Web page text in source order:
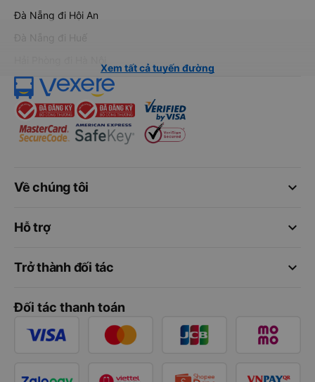
Đà Nẵng đi Hội An
Đà Nẵng đi Huế
Xem tất cả tuyến đường
keyboard_arrow_down
Về chúng tôi
keyboard_arrow_down
Hỗ trợ
keyboard_arrow_down
Trở thành đối tác
Đối tác thanh toán